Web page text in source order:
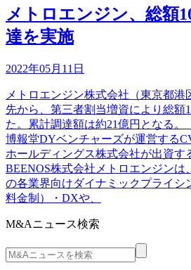
メトロエンジン、総額
達を実施
2022年05月11日
メトロエンジン株式会社（東京都港
先から、第三者割当増資により総額
た。累計調達額は約21億円となる。
博報堂DYベンチャーズが運営する
ホールディングス株式会社が出資す
BEENOS株式会社メトロエンジンは
の各業界向けダイナミックプライシ
料金制）・DXや、
M&Aニュース検索